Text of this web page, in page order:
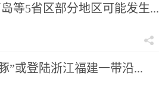
等5省区部分地区可能发生...
”或登陆浙江福建一带沿...